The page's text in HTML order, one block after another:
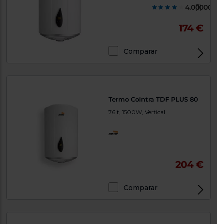
(1)
174 €
Comparar
Termo Cointra TDF PLUS 80
76lt, 1500W, Vertical
204 €
Comparar